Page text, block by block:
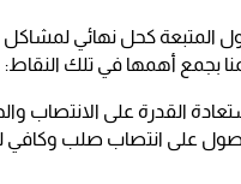
المتبعة كحل نهائي لمشاكل
بجمع أهمها في تلك النقاط:
القدرة على الانتصاب
على انتصاب صلب وكافي